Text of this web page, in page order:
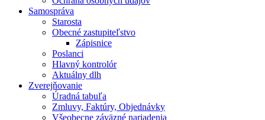
Samospráva
Starosta
Obecné zastupiteľstvo
Zápisnice
Poslanci
Hlavný kontrolór
Aktuálny dlh
Zverejňovanie
Úradná tabuľa
Zmluvy, Faktúry, Objednávky
Všeobecne záväzné nariadenia